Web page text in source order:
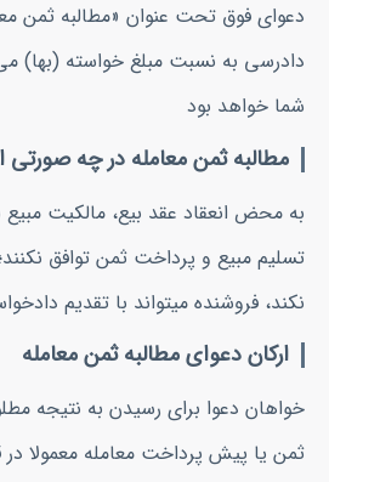
دعوای فوق تحت عنوان «مطالبه ثمن
دادرسی به نسبت مبلغ خواسته (بها)
شما خواهد بود
مطالبه ثمن معامله در چه صورتی
به محض انعقاد عقد بیع، مالکیت
تسلیم مبیع و پرداخت ثمن توافق
نکند، فروشنده میتواند با تقدیم
ارکان دعوای مطالبه ثمن معامله
خواهان دعوا برای رسیدن به نتیجه
ثمن یا پیش پرداخت معامله معمولا